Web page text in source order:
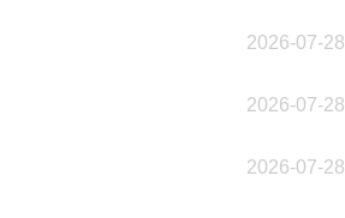
2026-07-28
2026-07-28
2026-07-28